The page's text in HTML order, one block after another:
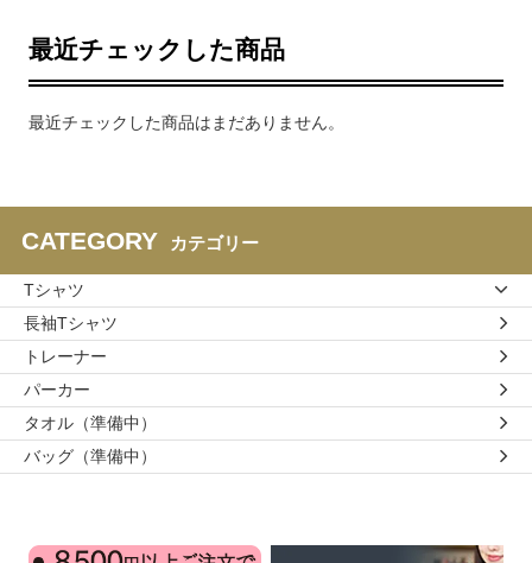
最近チェックした商品
最近チェックした商品はまだありません。
CATEGORY カテゴリー
Tシャツ
長袖Tシャツ
トレーナー
パーカー
タオル（準備中）
バッグ（準備中）